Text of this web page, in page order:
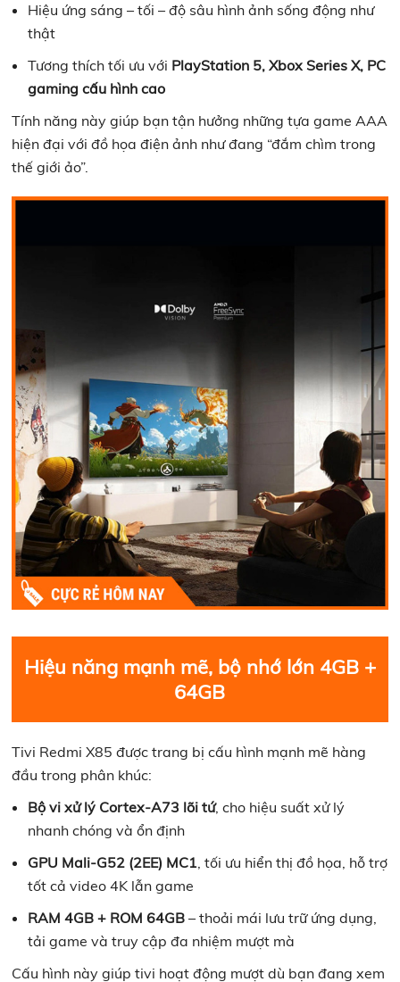
Hiệu ứng sáng – tối – độ sâu hình ảnh sống động như
thật
Tương thích tối ưu với PlayStation 5, Xbox Series X, PC
gaming cấu hình cao
Tính năng này giúp bạn tận hưởng những tựa game AAA
hiện đại với đồ họa điện ảnh như đang “đắm chìm trong
thế giới ảo”.
Hiệu năng mạnh mẽ, bộ nhớ lớn 4GB +
64GB
Tivi Redmi X85 được trang bị cấu hình mạnh mẽ hàng
đầu trong phân khúc:
Bộ vi xử lý Cortex-A73 lõi tứ, cho hiệu suất xử lý
nhanh chóng và ổn định
GPU Mali-G52 (2EE) MC1 , tối ưu hiển thị đồ họa, hỗ trợ
tốt cả video 4K lẫn game
RAM 4GB + ROM 64GB – thoải mái lưu trữ ứng dụng,
tải game và truy cập đa nhiệm mượt mà
Cấu hình này giúp tivi hoạt động mượt dù bạn đang xem